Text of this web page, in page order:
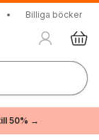
• Billiga böcker
50% →